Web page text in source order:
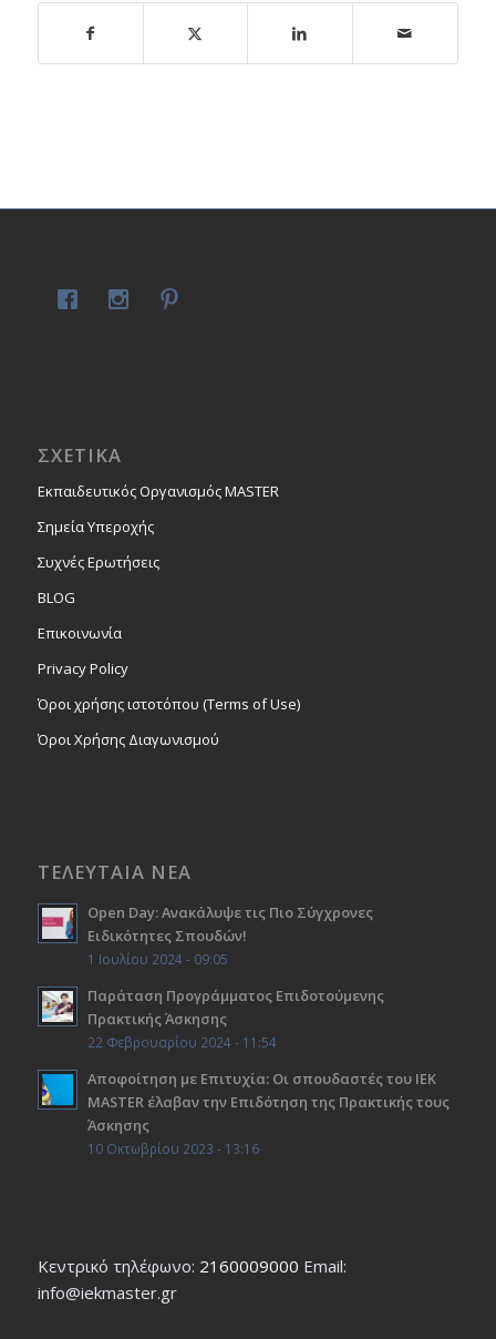
ΣΧΕΤΙΚΑ
Εκπαιδευτικός Οργανισμός MASTER
Σημεία Υπεροχής
Συχνές Ερωτήσεις
BLOG
Επικοινωνία
Privacy Policy
Όροι χρήσης ιστοτόπου (Terms of Use)
Όροι Χρήσης Διαγωνισμού
ΤΕΛΕΥΤΑΙΑ ΝΕΑ
Open Day: Ανακάλυψε τις Πιο Σύγχρονες
Ειδικότητες Σπουδών!
1 Ιουλίου 2024 - 09:05
Παράταση Προγράμματος Επιδοτούμενης
Πρακτικής Άσκησης
22 Φεβρουαρίου 2024 - 11:54
Αποφοίτηση με Επιτυχία: Οι σπουδαστές του ΙΕΚ
ΜΑSTER έλαβαν την Επιδότηση της Πρακτικής τους
Άσκησης
10 Οκτωβρίου 2023 - 13:16
Κεντρικό τηλέφωνο: 2160009000 Εmail:
info@iekmaster.gr